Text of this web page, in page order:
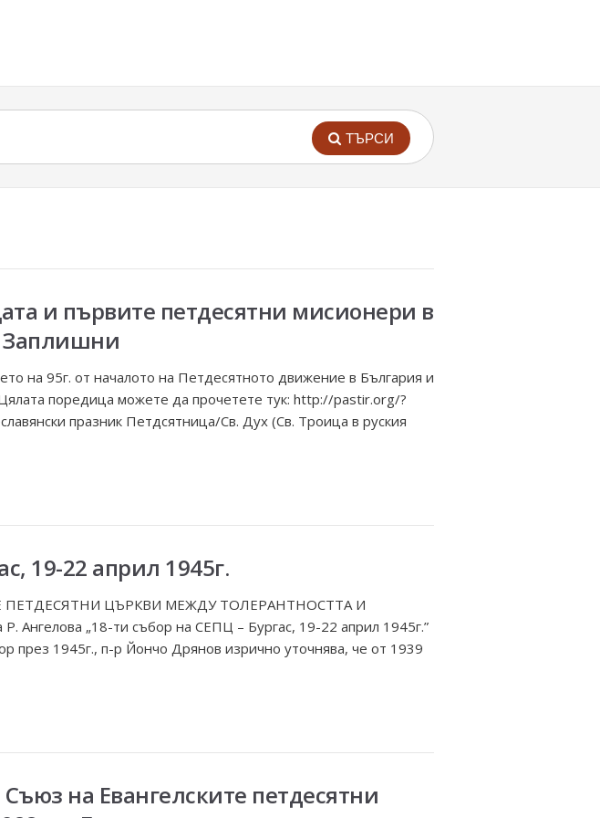
ТЪРСИ
и първите петдесятни мисионери в
Заплишни
на 95г. от началото на Петдесятното движение в България и
поредица можете да прочетете тук: http://pastir.org/?
празник Петдсятница/Св. Дух (Св. Троица в руския
19-22 април 1945г.
ПЕТДЕСЯТНИ ЦЪРКВИ МЕЖДУ ТОЛЕРАНТНОСТТА И
„18-ти събор на СЕПЦ – Бургас, 19-22 април 1945г.”
през 1945г., п-р Йончо Дрянов изрично уточнява, че от 1939
на Евангелските петдесятни